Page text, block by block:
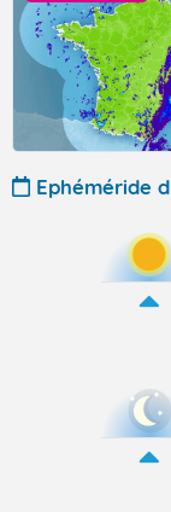
Ephéméride